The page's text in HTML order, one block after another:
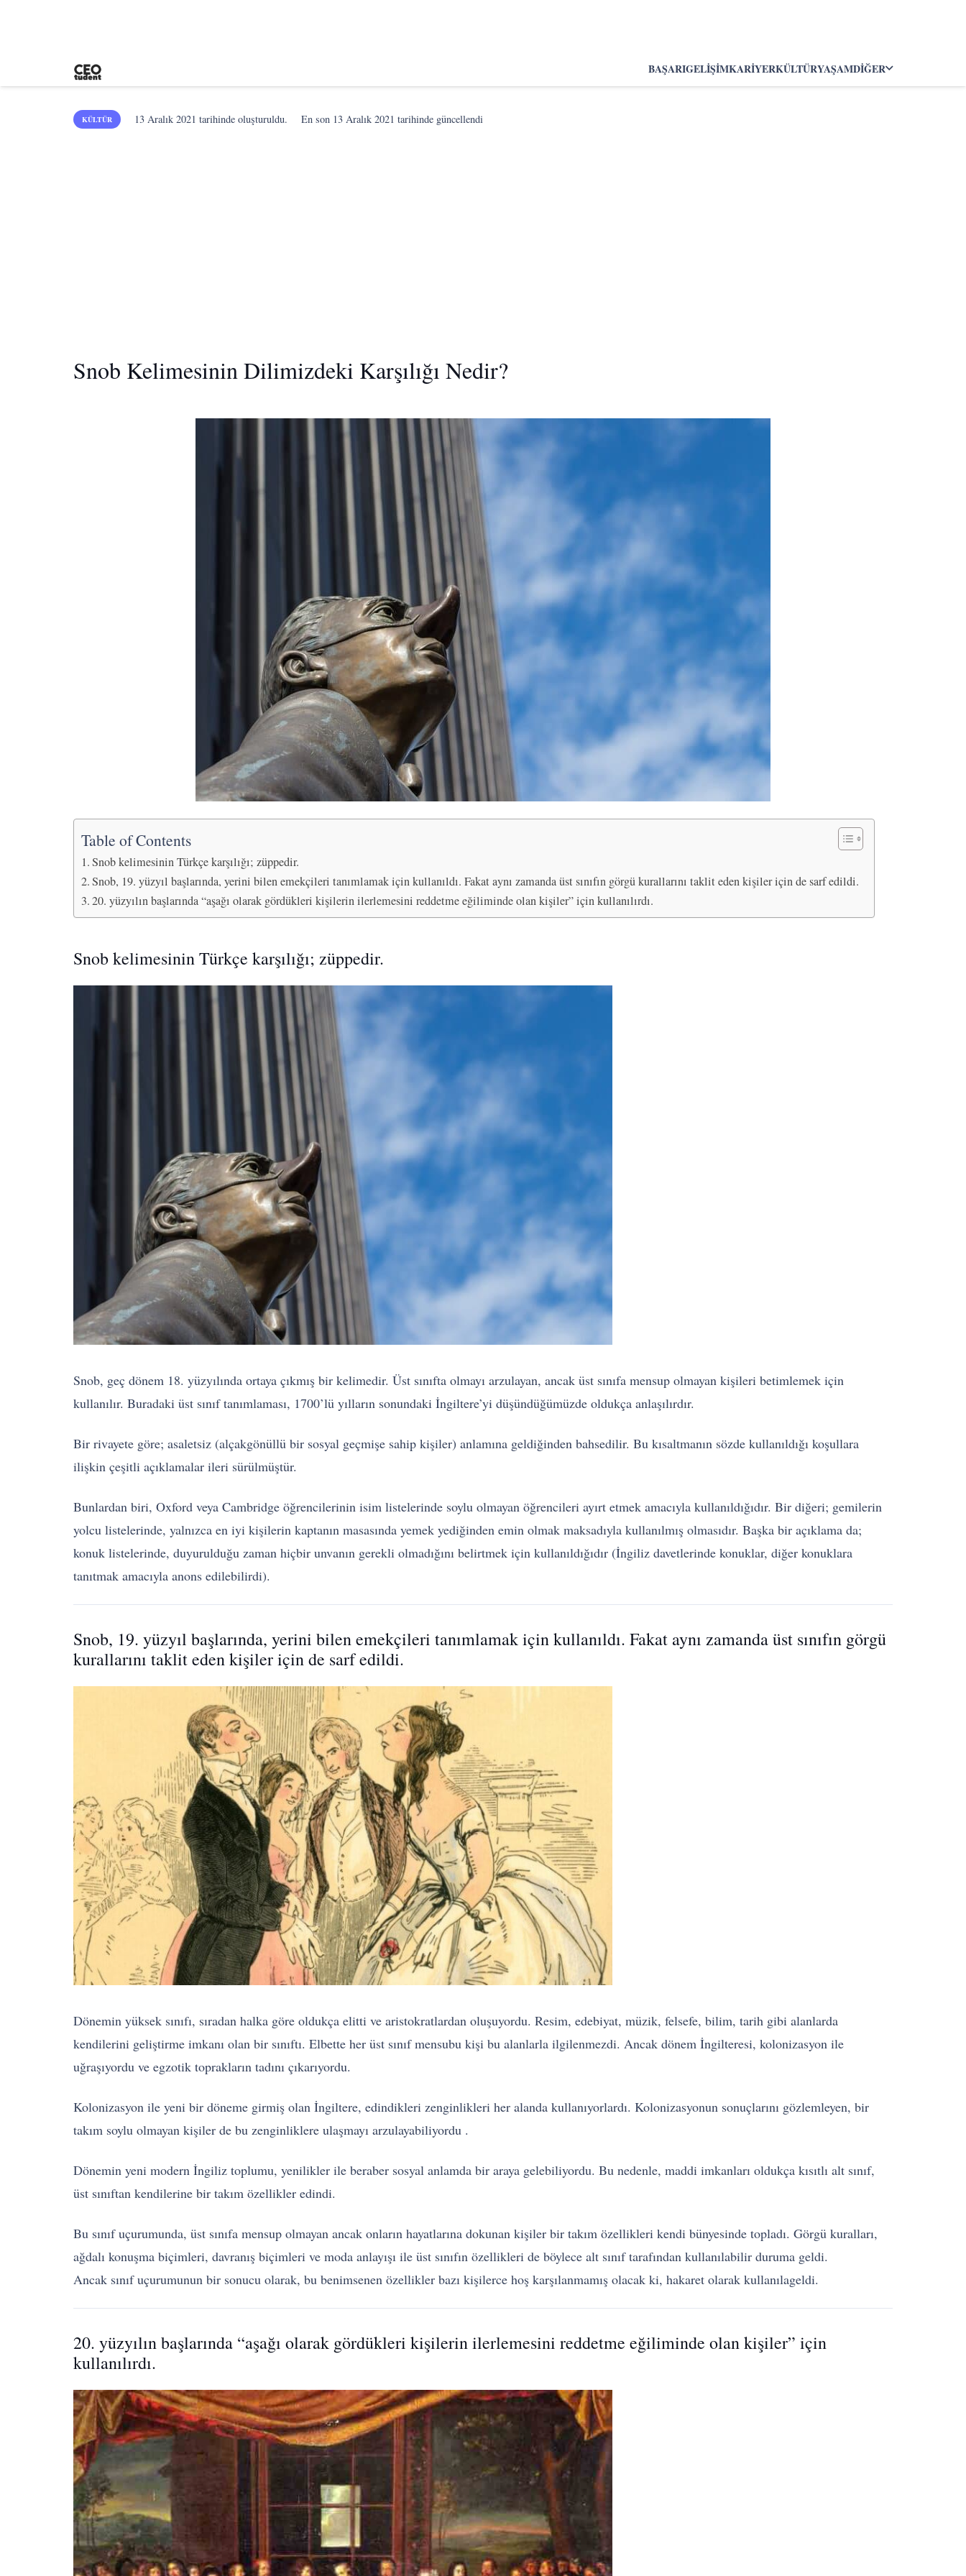
BAŞARIGELIŞIMKARIYERKÜLTÜRYAŞAMDIĞER
KÜLTÜR 13 Aralık 2021 tarihinde oluşturuldu. En son 13 Aralık 2021 tarihinde güncellendi
Snob Kelimesinin Dilimizdeki Karşılığı Nedir?
Table of Contents
Snob kelimesinin Türkçe karşılığı; züppedir.
Snob, 19. yüzyıl başlarında, yerini bilen emekçileri tanımlamak için kullanıldı. Fakat aynı zamanda üst sınıfın görgü kurallarını taklit eden kişiler için de sarf edildi.
20. yüzyılın başlarında “aşağı olarak gördükleri kişilerin ilerlemesini reddetme eğiliminde olan kişiler” için kullanılırdı.
Snob kelimesinin Türkçe karşılığı; züppedir.
Snob, geç dönem 18. yüzyılında ortaya çıkmış bir kelimedir. Üst sınıfta olmayı arzulayan, ancak üst sınıfa mensup olmayan kişileri betimlemek için
kullanılır. Buradaki üst sınıf tanımlaması, 1700’lü yılların sonundaki İngiltere’yi düşündüğümüzde oldukça anlaşılırdır.
Bir rivayete göre; asaletsiz (alçakgönüllü bir sosyal geçmişe sahip kişiler) anlamına geldiğinden bahsedilir. Bu kısaltmanın sözde kullanıldığı koşullara
ilişkin çeşitli açıklamalar ileri sürülmüştür.
Bunlardan biri, Oxford veya Cambridge öğrencilerinin isim listelerinde soylu olmayan öğrencileri ayırt etmek amacıyla kullanıldığıdır. Bir diğeri; gemilerin
yolcu listelerinde, yalnızca en iyi kişilerin kaptanın masasında yemek yediğinden emin olmak maksadıyla kullanılmış olmasıdır. Başka bir açıklama da;
konuk listelerinde, duyurulduğu zaman hiçbir unvanın gerekli olmadığını belirtmek için kullanıldığıdır (İngiliz davetlerinde konuklar, diğer konuklara
tanıtmak amacıyla anons edilebilirdi).
Snob, 19. yüzyıl başlarında, yerini bilen emekçileri tanımlamak için kullanıldı. Fakat aynı zamanda üst sınıfın görgü
kurallarını taklit eden kişiler için de sarf edildi.
Dönemin yüksek sınıfı, sıradan halka göre oldukça elitti ve aristokratlardan oluşuyordu. Resim, edebiyat, müzik, felsefe, bilim, tarih gibi alanlarda
kendilerini geliştirme imkanı olan bir sınıftı. Elbette her üst sınıf mensubu kişi bu alanlarla ilgilenmezdi. Ancak dönem İngilteresi, kolonizasyon ile
uğraşıyordu ve egzotik toprakların tadını çıkarıyordu.
Kolonizasyon ile yeni bir döneme girmiş olan İngiltere, edindikleri zenginlikleri her alanda kullanıyorlardı. Kolonizasyonun sonuçlarını gözlemleyen, bir
takım soylu olmayan kişiler de bu zenginliklere ulaşmayı arzulayabiliyordu .
Dönemin yeni modern İngiliz toplumu, yenilikler ile beraber sosyal anlamda bir araya gelebiliyordu. Bu nedenle, maddi imkanları oldukça kısıtlı alt sınıf,
üst sınıftan kendilerine bir takım özellikler edindi.
Bu sınıf uçurumunda, üst sınıfa mensup olmayan ancak onların hayatlarına dokunan kişiler bir takım özellikleri kendi bünyesinde topladı. Görgü kuralları,
ağdalı konuşma biçimleri, davranış biçimleri ve moda anlayışı ile üst sınıfın özellikleri de böylece alt sınıf tarafından kullanılabilir duruma geldi.
Ancak sınıf uçurumunun bir sonucu olarak, bu benimsenen özellikler bazı kişilerce hoş karşılanmamış olacak ki, hakaret olarak kullanılageldi.
20. yüzyılın başlarında “aşağı olarak gördükleri kişilerin ilerlemesini reddetme eğiliminde olan kişiler” için
kullanılırdı.